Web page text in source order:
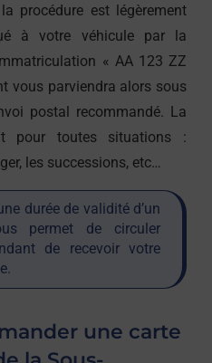
procédure est légèrement
à votre véhicule par la
« AA 123 ZZ
vous parviendra alors sous
postal recommandé. La
pour toutes situations :
les successions, etc…
durée de validité d’un
permet de circuler
de recevoir votre
une carte